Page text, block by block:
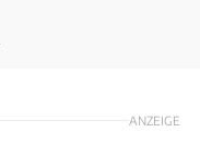
ANZEIGE